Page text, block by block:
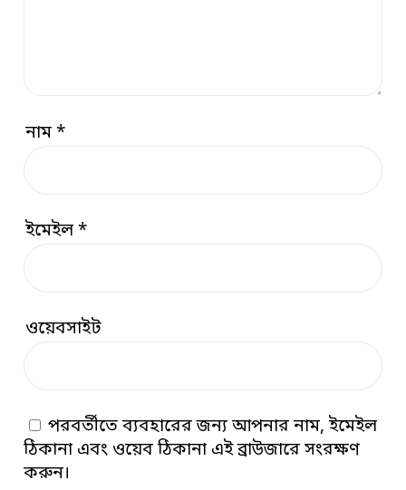
নাম*
ইমেইল*
ওয়েবসাইট
পরবর্তীতে ব্যবহারের জন্য আপনার নাম, ইমেইল
ঠিকানা এবং ওয়েব ঠিকানা এই ব্রাউজারে সংরক্ষণ
করুন।